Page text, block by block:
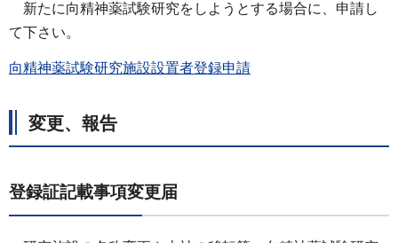
新たに向精神薬試験研究をしようとする場合に、申請し
て下さい。
向精神薬試験研究施設設置者登録申請
変更、報告
登録証記載事項変更届